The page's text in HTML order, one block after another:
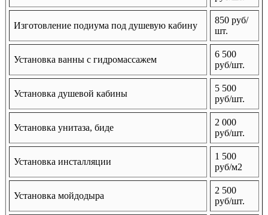
Изготовление подиума под душевую кабину
850 руб/
шт.
Установка ванны с гидромассажем
6 500
руб/шт.
Установка душевой кабины
5 500
руб/шт.
Установка унитаза, биде
2 000
руб/шт.
Установка инсталляции
1 500
руб/м2
Установка мойдодыра
2 500
руб/шт.